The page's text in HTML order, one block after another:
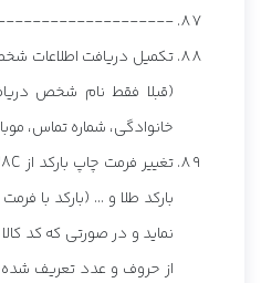
تکمیل دریافت اطلاعات
(قبلا فقط نام شخص
خانوادگی، شماره تماس،
نماید و در صورتی که کد
از حروف و عدد تعریف شده